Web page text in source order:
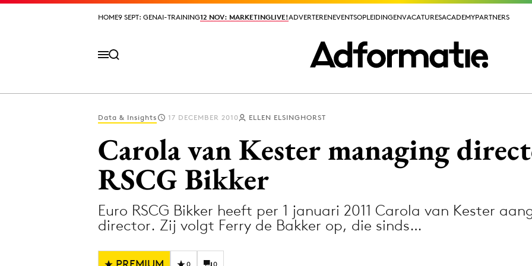
HOME9 SEPT: GENAI-TRAINING12 NOV: MARKETINGLIVE!ADVERTERENEVENTSOPLEIDINGENVACATURESACADEMYPARTNERS
HOME9 SEPT: GENAI-TRAINING12 NOV: MARKETINGLIVE!ADVERTERENEVENTSOPLEIDINGENVACATURESACADEMYPARTNERS
Design
Digital transformation
Diversiteit
Media
Merkstrategie
Data & Insights 17 DECEMBER 2010 ELLEN ELSINGHORST
Carola van Kester managing
RSCG Bikker
Euro RSCG Bikker heeft per 1 januari 2011 Carola van Kester
director. Zij volgt Ferry de Bakker op, die sinds…
0 0